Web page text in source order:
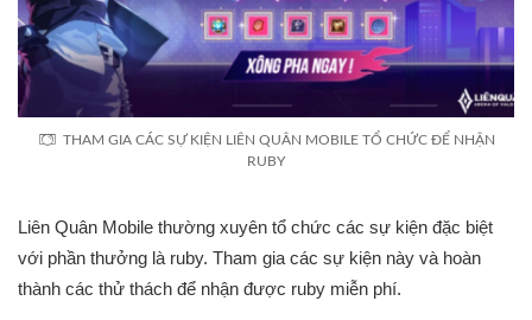
THAM GIA CÁC SỰ KIỆN LIÊN QUÂN MOBILE TỔ CHỨC ĐỂ NHẬN
RUBY
Liên Quân Mobile thường xuyên tổ chức các sự kiện đặc biệt
với phần thưởng là ruby. Tham gia các sự kiện này và hoàn
thành các thử thách để nhận được ruby miễn phí.